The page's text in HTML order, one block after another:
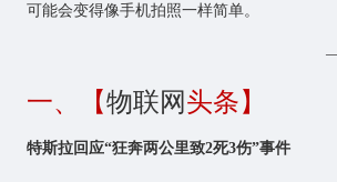
可能会变得像手机拍照一样简单。
一、【物联网头条】
特斯拉回应“狂奔两公里致2死3伤”事件